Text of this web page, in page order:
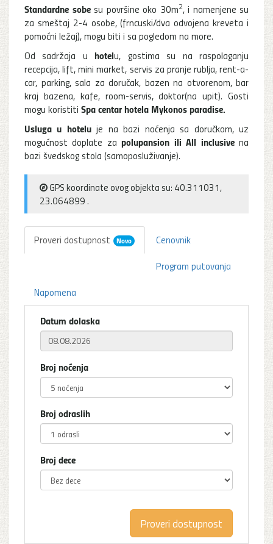
Standardne sobesu površine oko 30m2, i namenjene su
za smeštaj 2-4 osobe, (frncuski/dva odvojena kreveta i
pomoćni ležaj), mogu biti i sa pogledom na more.
Od sadržaja uhotelu, gostima su na raspolaganju
recepcija, lift, mini market, servis za pranje rublja, rent-a-
car, parking, sala za doručak, bazen na otvorenom, bar
kraj bazena, kafe, room-servis, doktor(na upit). Gosti
mogu koristiti Spa centarhotela Mykonos paradise.
Usluga u hoteluje na bazi noćenja sa doručkom, uz
mogućnost doplate zapolupansion ili All inclusivena
bazi švedskog stola (samoposluživanje).
GPS koordinate ovog objekta su: 40.311031,
23.064899 .
Proveri dostupnost Novo
Cenovnik
Program putovanja
Napomena
Datum dolaska
Broj noćenja
Broj odraslih
Broj dece